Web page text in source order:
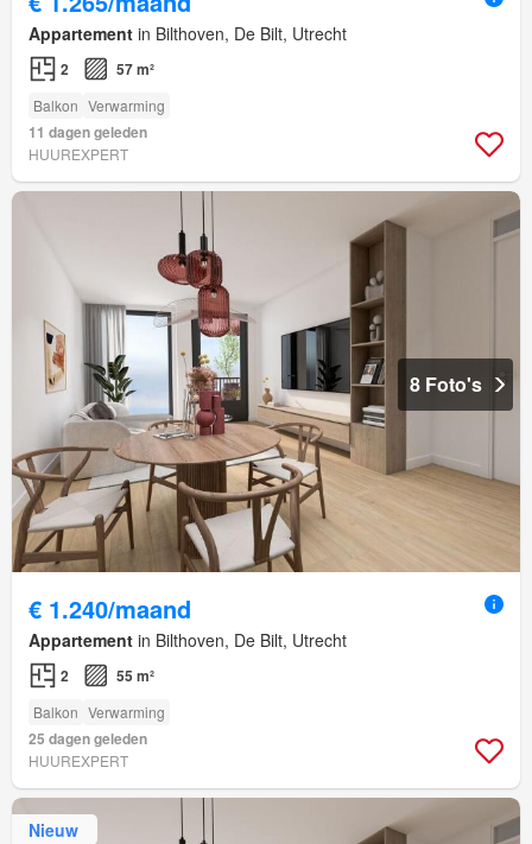
Appartement in Bilthoven, De Bilt, Utrecht
2 57 m²
Balkon Verwarming
11 dagen geleden
HUUREXPERT
8 Foto's
€ 1.240/maand
Appartement in Bilthoven, De Bilt, Utrecht
2 55 m²
Balkon Verwarming
25 dagen geleden
HUUREXPERT
Nieuw